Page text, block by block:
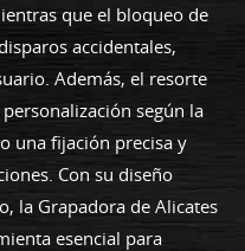
que el bloqueo de
accidentales,
Además, el resorte
según la
una fijación precisa y
Con su diseño
la Grapadora de Alicates
esencial para